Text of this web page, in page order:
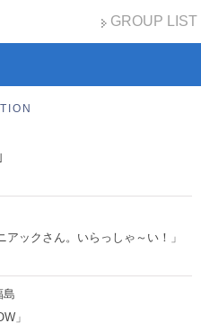
GROUP LIST
アックさん。いらっしゃ～い！」
島
」